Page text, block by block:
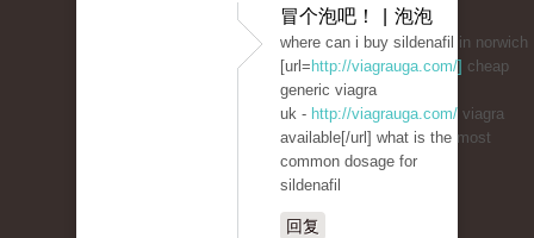
冒个泡吧！ | 泡泡
where can i buy sildenafil in norwich
[url= http://viagrauga.com/] cheap
generic viagra
uk - http://viagrauga.com/ viagra
available[/url] what is the most
common dosage for
sildenafil
回复